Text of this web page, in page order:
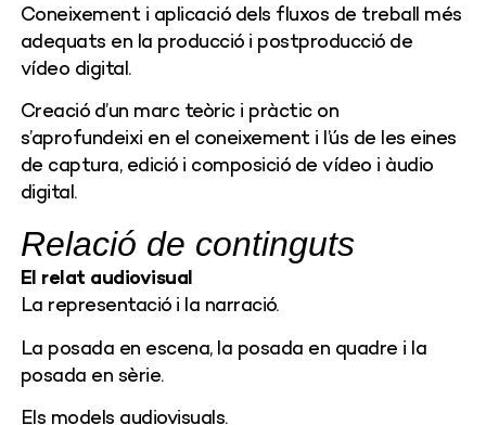
Coneixement i aplicació dels fluxos de treball més
adequats en la producció i postproducció de
vídeo digital.
Creació d’un marc teòric i pràctic on
s’aprofundeixi en el coneixement i l’ús de les eines
de captura, edició i composició de vídeo i àudio
digital.
Relació de continguts
El relat audiovisual
La representació i la narració.
La posada en escena, la posada en quadre i la
posada en sèrie.
Els models audiovisuals.